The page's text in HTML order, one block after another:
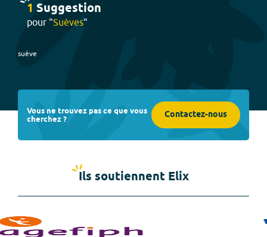
1 Suggestion
pour "Suèves"
suève
Vous ne trouvez pas ce que vous
cherchez ? Contactez-nous
Ils soutiennent Elix